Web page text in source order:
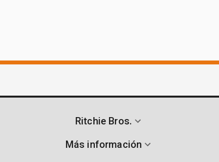
Ritchie Bros.
Más información